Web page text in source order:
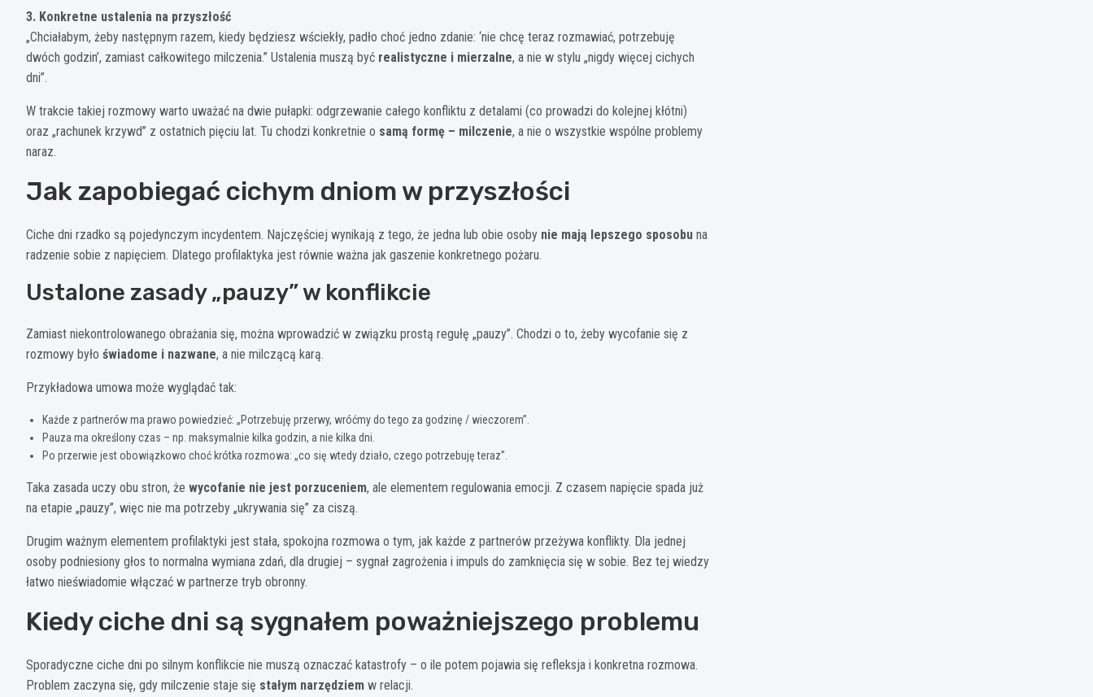
3. Konkretne ustalenia na przyszłość
„Chciałabym, żeby następnym razem, kiedy będziesz wściekły, padło choć jedno zdanie: ‘nie chcę teraz rozmawiać, potrzebuję
dwóch godzin’, zamiast całkowitego milczenia.” Ustalenia muszą być realistyczne i mierzalne, a nie w stylu „nigdy więcej cichych
dni”.
W trakcie takiej rozmowy warto uważać na dwie pułapki: odgrzewanie całego konfliktu z detalami (co prowadzi do kolejnej kłótni)
oraz „rachunek krzywd” z ostatnich pięciu lat. Tu chodzi konkretnie o samą formę – milczenie, a nie o wszystkie wspólne problemy
naraz.
Jak zapobiegać cichym dniom w przyszłości
Ciche dni rzadko są pojedynczym incydentem. Najczęściej wynikają z tego, że jedna lub obie osoby nie mają lepszego sposobu na
radzenie sobie z napięciem. Dlatego profilaktyka jest równie ważna jak gaszenie konkretnego pożaru.
Ustalone zasady „pauzy” w konflikcie
Zamiast niekontrolowanego obrażania się, można wprowadzić w związku prostą regułę „pauzy”. Chodzi o to, żeby wycofanie się z
rozmowy było świadome i nazwane, a nie milczącą karą.
Przykładowa umowa może wyglądać tak:
Każde z partnerów ma prawo powiedzieć: „Potrzebuję przerwy, wróćmy do tego za godzinę / wieczorem”.
Pauza ma określony czas – np. maksymalnie kilka godzin, a nie kilka dni.
Po przerwie jest obowiązkowo choć krótka rozmowa: „co się wtedy działo, czego potrzebuję teraz”.
Taka zasada uczy obu stron, że wycofanie nie jest porzuceniem, ale elementem regulowania emocji. Z czasem napięcie spada już
na etapie „pauzy”, więc nie ma potrzeby „ukrywania się” za ciszą.
Drugim ważnym elementem profilaktyki jest stała, spokojna rozmowa o tym, jak każde z partnerów przeżywa konflikty. Dla jednej
osoby podniesiony głos to normalna wymiana zdań, dla drugiej – sygnał zagrożenia i impuls do zamknięcia się w sobie. Bez tej wiedzy
łatwo nieświadomie włączać w partnerze tryb obronny.
Kiedy ciche dni są sygnałem poważniejszego problemu
Sporadyczne ciche dni po silnym konflikcie nie muszą oznaczać katastrofy – o ile potem pojawia się refleksja i konkretna rozmowa.
Problem zaczyna się, gdy milczenie staje się stałym narzędziem w relacji.